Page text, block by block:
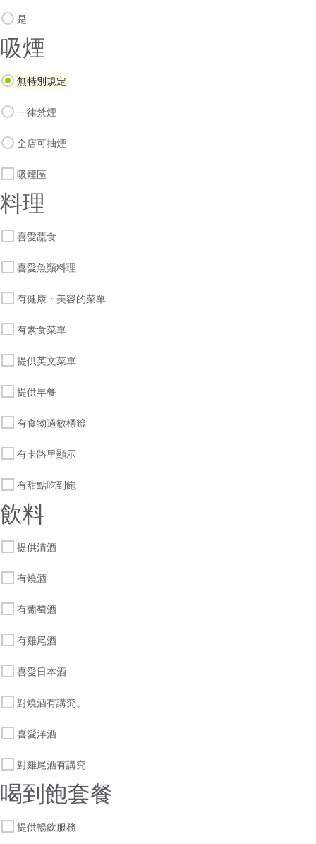
是
吸煙
無特別規定
一律禁煙
全店可抽煙
吸煙區
料理
喜愛蔬食
喜愛魚類料理
有健康・美容的菜單
有素食菜單
提供英文菜單
提供早餐
有食物過敏標籤
有卡路里顯示
有甜點吃到飽
飲料
提供清酒
有燒酒
有葡萄酒
有雞尾酒
喜愛日本酒
對燒酒有講究。
喜愛洋酒
對雞尾酒有講究
喝到飽套餐
提供暢飲服務